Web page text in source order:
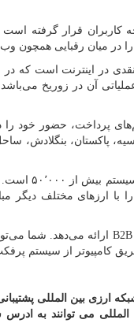
کاربران قرار گرفته
در میان رقبایی همچون وب
آن در زوریخ
در بازار جهانی سیستم‌های
نیجریه، روسیه، پاکستان،
ارزهای مختلف دیگر
B2B
ارائه می‌دهد. شما
کامپیوتر از سیستم
تحت بستر شبکه ارزی بین
المللی می توانند به